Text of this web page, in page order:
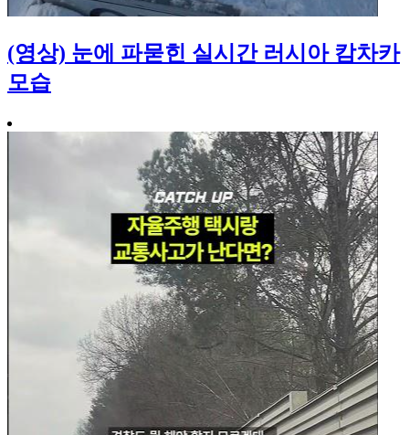
(영상) 눈에 파묻힌 실시간 러시아 캄차카
모습